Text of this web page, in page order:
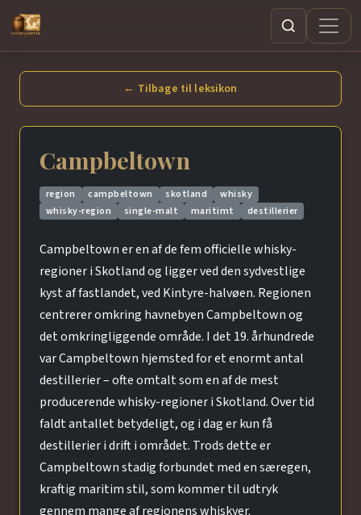
Søg
← Tilbage til leksikon
Campbeltown
region campbeltown skotland
whisky
whisky-region
single-malt maritimt destillerier
Campbeltown er en af de fem officielle whisky-
regioner i Skotland og ligger ved den sydvestlige
kyst af fastlandet, ved Kintyre-halvøen. Regionen
centrerer omkring havnebyen Campbeltown og
det omkringliggende område. I det 19. århundrede
var Campbeltown hjemsted for et enormt antal
destillerier – ofte omtalt som en af de mest
producerende whisky-regioner i Skotland. Over tid
faldt antallet betydeligt, og i dag er kun få
destillerier i drift i området. Trods dette er
Campbeltown stadig forbundet med en særegen,
kraftig maritim stil, som kommer til udtryk
gennem mange af regionens whiskyer.